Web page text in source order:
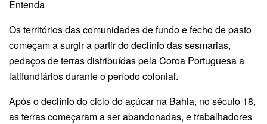
Entenda
Os territórios das comunidades de fundo e fecho de pasto
começam a surgir a partir do declínio das sesmarias,
pedaços de terras distribuídas pela Coroa Portuguesa a
latifundiários durante o período colonial.
Após o declínio do ciclo do açúcar na Bahia, no século 18,
as terras começaram a ser abandonadas, e trabalhadores